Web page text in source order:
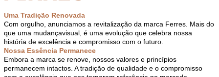
Uma Tradição Renovada
Com orgulho, anunciamos a revitalização da marca Ferres. Mais do
que uma mudançavisual, é uma evolução que celebra nossa
história de excelência e compromisso com o futuro.
Nossa Essência Permanece
Embora a marca se renove, nossos valores e princípios
permanecem intactos. A tradição de qualidade e o compromisso